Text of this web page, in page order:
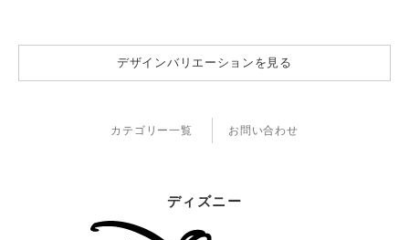
デザインバリエーションを見る
ディズニー
カテゴリー一覧 お問い合わせ